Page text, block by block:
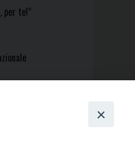
per te!”